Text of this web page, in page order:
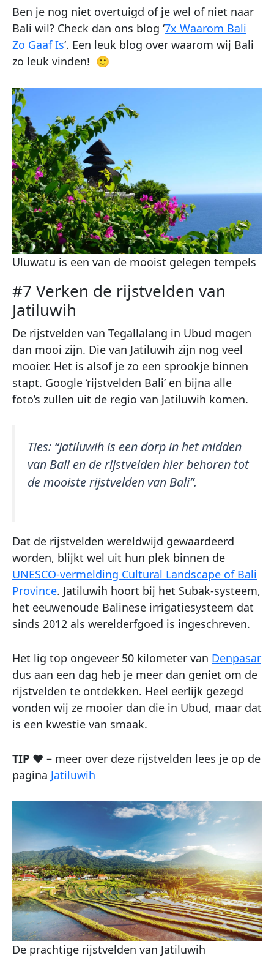
Ben je nog niet overtuigd of je wel of niet naar
Bali wil? Check dan ons blog ‘7x Waarom Bali
Zo Gaaf Is‘. Een leuk blog over waarom wij Bali
zo leuk vinden! 🙂
Uluwatu is een van de mooist gelegen tempels
#7 Verken de rijstvelden van
Jatiluwih
De rijstvelden van Tegallalang in Ubud mogen
dan mooi zijn. Die van Jatiluwih zijn nog veel
mooier. Het is alsof je zo een sprookje binnen
stapt. Google ‘rijstvelden Bali’ en bijna alle
foto’s zullen uit de regio van Jatiluwih komen.
Ties: “Jatiluwih is een dorp in het midden
van Bali en de rijstvelden hier behoren tot
de mooiste rijstvelden van Bali”.
Dat de rijstvelden wereldwijd gewaardeerd
worden, blijkt wel uit hun plek binnen de
UNESCO-vermelding Cultural Landscape of Bali
Province. Jatiluwih hoort bij het Subak-systeem,
het eeuwenoude Balinese irrigatiesysteem dat
sinds 2012 als werelderfgoed is ingeschreven.
Het lig top ongeveer 50 kilometer van Denpasar
dus aan een dag heb je meer dan geniet om de
rijstvelden te ontdekken. Heel eerlijk gezegd
vonden wij ze mooier dan die in Ubud, maar dat
is een kwestie van smaak.
TIP ♥ – meer over deze rijstvelden lees je op de
pagina Jatiluwih
De prachtige rijstvelden van Jatiluwih